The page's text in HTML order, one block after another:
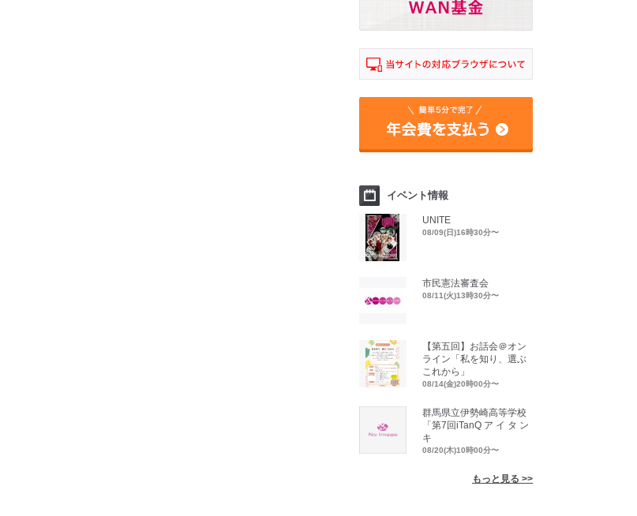
イベント情報
UNITE
08/09(日)16時30分〜
市民憲法審査会
08/11(火)13時30分〜
【第五回】お話会＠オン
ライン「私を知り、選ぶ
これから」
08/14(金)20時00分〜
群馬県立伊勢崎高等学校
「第7回iTanQ ア イ タ ン
キ
08/20(木)10時00分〜
もっと見る >>